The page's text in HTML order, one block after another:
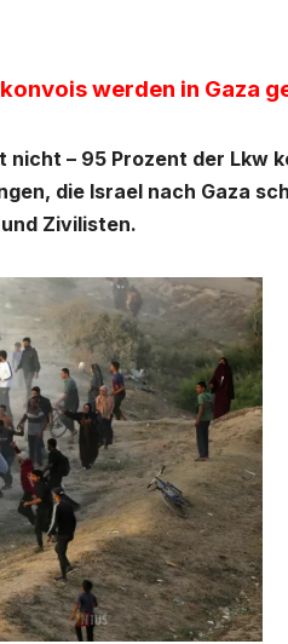
werden in Gaza
– 95 Prozent der Lkw
die Israel nach Gaza
Zivilisten.